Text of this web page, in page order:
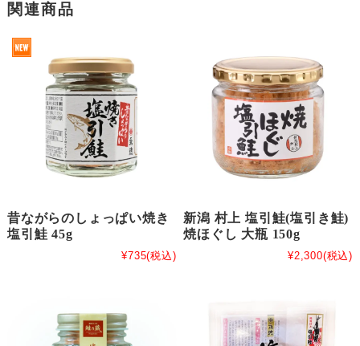
関連商品
昔ながらのしょっぱい焼き
塩引鮭 45g
¥735(税込)
新潟 村上 塩引鮭(塩引き鮭)
焼ほぐし 大瓶 150g
¥2,300(税込)